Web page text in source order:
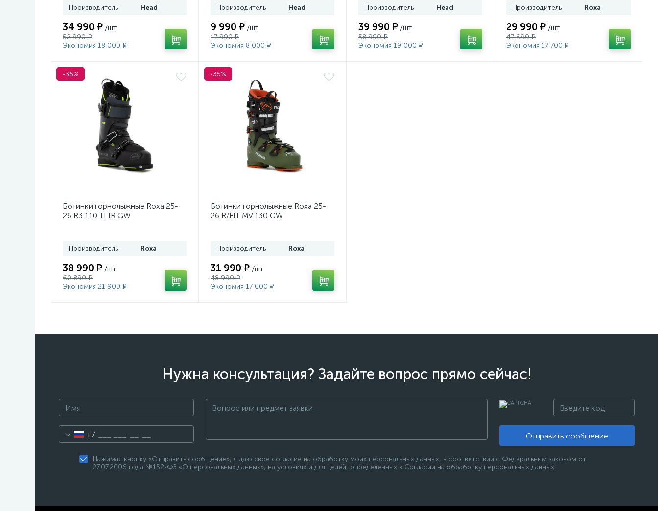
Производитель Head
34 990 ₽ /шт
52 990 ₽
Экономия 18 000 ₽
Производитель Head
9 990 ₽ /шт
17 990 ₽
Экономия 8 000 ₽
Производитель Head
39 990 ₽ /шт
58 990 ₽
Экономия 19 000 ₽
Производитель Roxa
29 990 ₽ /шт
47 690 ₽
Экономия 17 700 ₽
-36%
Ботинки горнолыжные Roxa 25-
26 R3 110 TI IR GW
Производитель Roxa
38 990 ₽ /шт
60 890 ₽
Экономия 21 900 ₽
-35%
Ботинки горнолыжные Roxa 25-
26 R/FIT MV 130 GW
Производитель Roxa
31 990 ₽ /шт
48 990 ₽
Экономия 17 000 ₽
Нужна консультация? Задайте вопрос прямо сейчас!
+7 Отправить сообщение
Нажимая кнопку «Отправить сообщение», я даю свое согласие на обработку моих персональных данных, в соответствии с Федеральным законом от
27.07.2006 года №152-ФЗ «О персональных данных», на условиях и для целей, определенных в Согласии на обработку персональных данных